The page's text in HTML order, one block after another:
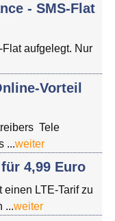
- SMS-Flat
aufgelegt. Nur
Vorteil
Tele
...weiter
4,99 Euro
LTE-Tarif zu
...weiter